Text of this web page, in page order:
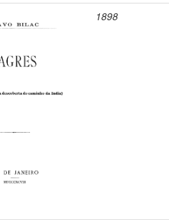
1898